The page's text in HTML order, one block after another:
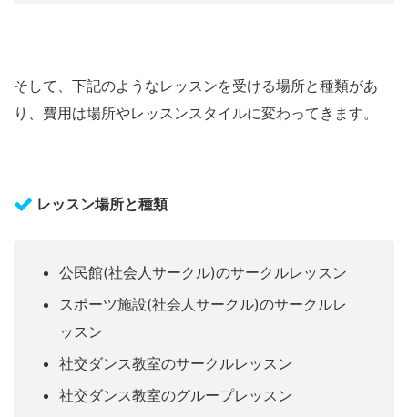
そして、下記のようなレッスンを受ける場所と種類があ
り、費用は場所やレッスンスタイルに変わってきます。
レッスン場所と種類
公民館(社会人サークル)のサークルレッスン
スポーツ施設(社会人サークル)のサークルレ
ッスン
社交ダンス教室のサークルレッスン
社交ダンス教室のグループレッスン